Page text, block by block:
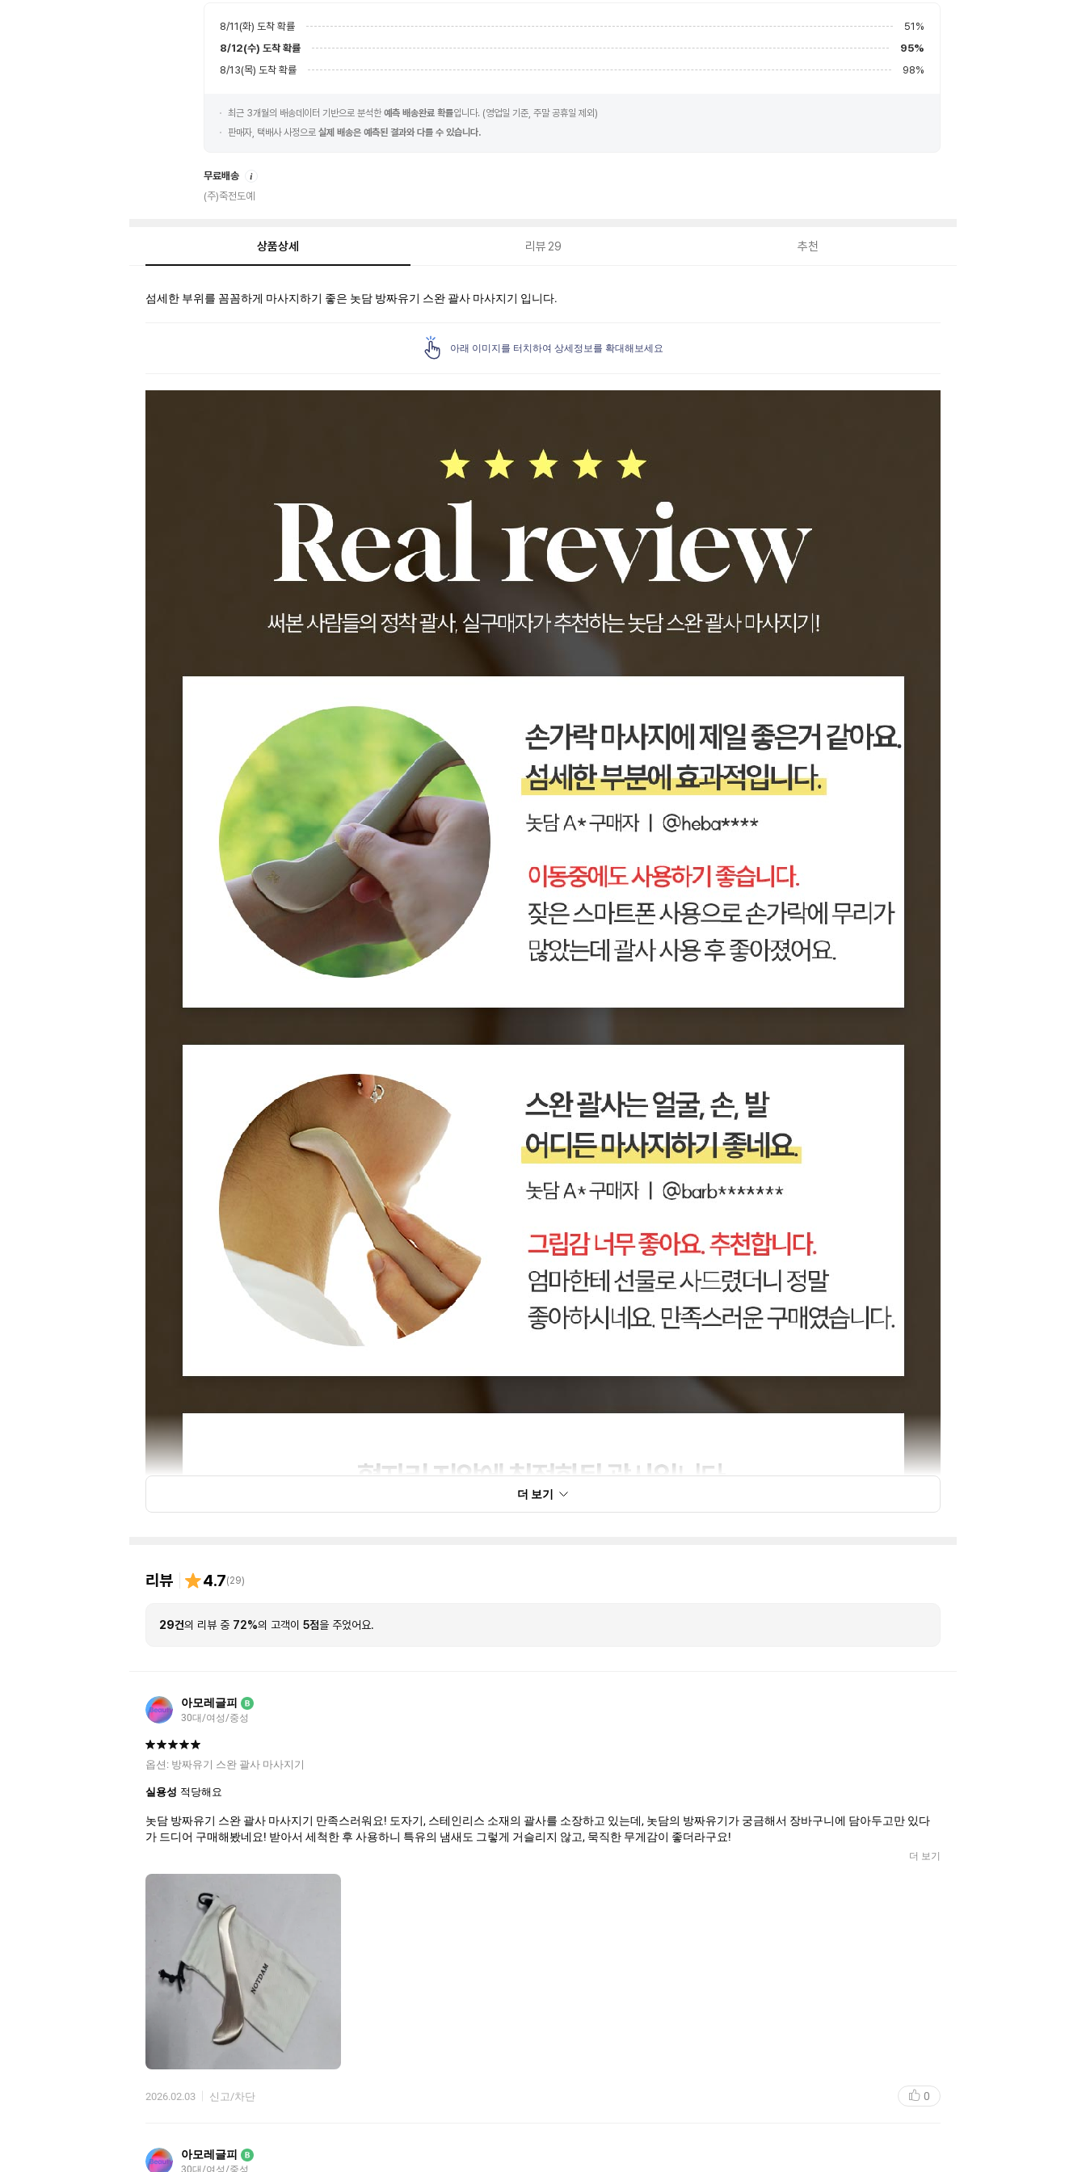
8/11(화) 도착 확률 51 %
8/12(수) 도착 확률 95%
8/13(목) 도착 확률 98%
최근 3개월의 배송데이터 기반으로 분석한 예측 배송완료 확률입니다. (영업일 기준, 주말 공휴일 제외)
판매자, 택배사 사정으로 실제 배송은 예측된 결과와 다를 수 있습니다.
무료배송
(주)죽전도예
상품상세 리뷰29 추천
섬세한 부위를 꼼꼼하게 마사지하기 좋은 놋담 방짜유기 스완 괄사 마사지기 입니다.
아래 이미지를 터치하여 상세정보를 확대해보세요
더 보기
리뷰 4.7(29)
29건의 리뷰 중 72%의 고객이 5점을 주었어요.
아모레글피 B
30대/여성/중성
옵션: 방짜유기 스완 괄사 마사지기
실용성 적당해요
놋담 방짜유기 스완 괄사 마사지기 만족스러워요! 도자기, 스테인리스 소재의 괄사를 소장하고 있는데, 놋담의 방짜유기가 궁금해서 장바구니에 담아두고만 있다
가 드디어 구매해봤네요! 받아서 세척한 후 사용하니 특유의 냄새도 그렇게 거슬리지 않고, 묵직한 무게감이 좋더라구요!
더 보기
2026.02.03 신고/차단 0
아모레글피 B
30대/여성/중성